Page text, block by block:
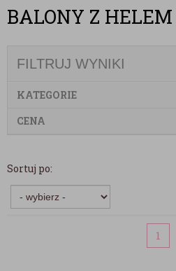
BALONY Z HELEM
FILTRUJ WYNIKI
KATEGORIE
CENA
Sortuj po:
1